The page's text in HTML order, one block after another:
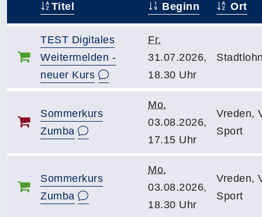
Titel Beginn Ort
TEST Digitales
Weitermelden -
neuer Kurs
Fr.
31.07.2026,
18.30 Uhr
Sommerkurs
Zumba
Mo.
03.08.2026,
17.15 Uhr
Vreden,
Sport
Sommerkurs
Zumba
Mo.
03.08.2026,
18.30 Uhr
Vreden,
Sport